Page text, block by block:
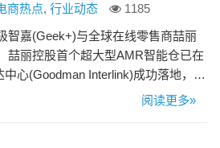
商热点, 行业动态
1185
智嘉(Geek+)与全球在线零售商喆丽
喆丽控股首个超大型AMR智能仓已在
心(Goodman Interlink)成功落地，其
超大型AMR智能仓里程碑。 喆丽控股
阅读更多»